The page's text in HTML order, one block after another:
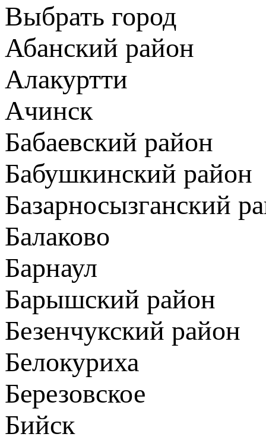
Выбрать город
Абанский район
Алакуртти
Ачинск
Бабаевский район
Бабушкинский район
Базарносызганский
Балаково
Барнаул
Барышский район
Безенчукский район
Белокуриха
Березовское
Бийск